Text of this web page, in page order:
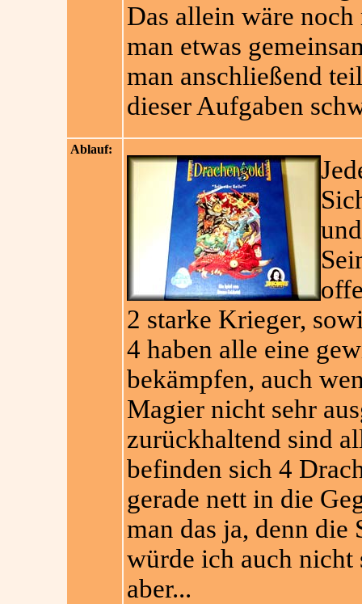
Das allein wäre
man etwas
man anschließend
dieser Aufgaben
Ablauf:
2 starke Krieger,
4 haben alle eine
bekämpfen, auch
Magier nicht sehr
zurückhaltend sind
befinden sich 4
gerade nett in die
man das ja, denn die
würde ich auch nicht
aber...